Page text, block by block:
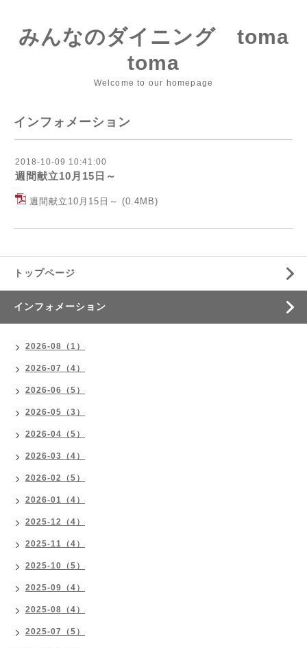
みんなのダイニング toma
toma
Welcome to our homepage
インフォメーション
2018-10-09 10:41:00
週間献立10月15日～
週間献立10月15日～ (0.4MB)
トップページ
インフォメーション
2026-08（1）
2026-07（4）
2026-06（5）
2026-05（3）
2026-04（5）
2026-03（4）
2026-02（5）
2026-01（4）
2025-12（4）
2025-11（4）
2025-10（5）
2025-09（4）
2025-08（4）
2025-07（5）